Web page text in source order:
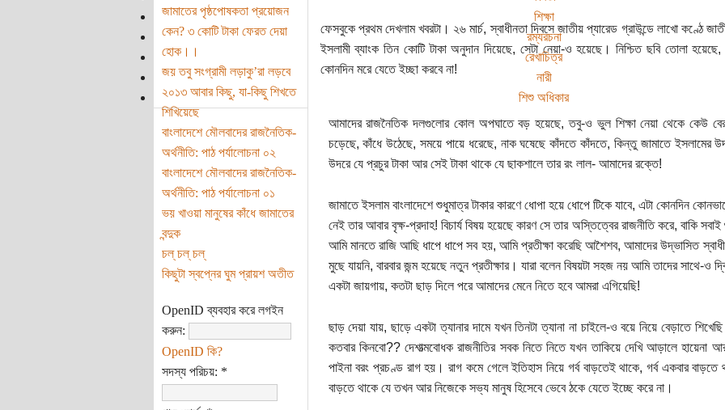
শিক্ষা
রম্যরচনা
রেখাচিত্র
নারী
শিশু অধিকার
জামাতের পৃষ্ঠপোষকতা প্রয়োজন
কেন? ৩ কোটি টাকা ফেরত দেয়া
হোক।।
জয় তবু সংগ্রামী লড়াকু’রা লড়বে
২০১৩ আবার কিছু, যা-কিছু শিখতে
শিখিয়েছে
বাংলাদেশে মৌলবাদের রাজনৈতিক-
অর্থনীতি: পাঠ পর্যালোচনা ০২
বাংলাদেশে মৌলবাদের রাজনৈতিক-
অর্থনীতি: পাঠ পর্যালোচনা ০১
ভয় খাওয়া মানুষের কাঁধে জামাতের
বন্দুক
চল্ চল্ চল্
কিছুটা স্বপ্নের ঘুম প্রায়শ অতীত
OpenID ব্যবহার করে লগইন
করুন:
OpenID কি?
সদস্য পরিচয়: *
ফেসবুকে প্রথম দেখলাম খবরটা। ২৬ মার্চ, স্বাধীনতা দিবসে জাতীয় প্যারেড গ্রাউন্ডে লাখো কণ্ঠে
ইসলামী ব্যাংক তিন কোটি টাকা অনুদান দিয়েছে, সেটা নেয়া-ও হয়েছে। নিশ্চিত ছবি তোলা
কোনদিন মরে যেতে ইচ্ছা করবে না!
আমাদের রাজনৈতিক দলগুলোর কোল অপঘাতে বড় হয়েছে, তবু-ও ভুল শিক্ষা নেয়া থেকে কেউ
চড়েছে, কাঁধে উঠেছে, সময়ে পায়ে ধরেছে, নাক ঘষেছে কাঁদতে কাঁদতে, কিন্তু জামাতে ইসলামের
উদরে যে প্রচুর টাকা আর সেই টাকা থাকে যে ছাকশালে তার রং লাল- আমাদের রক্তে!
জামাতে ইসলাম বাংলাদেশে শুধুমাত্র টাকার কারণে ধোপা হয়ে ধোপে টিকে যাবে, এটা কোনদিন
নেই তার আবার বৃক্ষ-প্রদাহ! বিচার্য বিষয় হয়েছে কারণ সে তার অস্তিত্বের রাজনীতি করে, বাকি
আমি মানতে রাজি আছি ধাপে ধাপে সব হয়, আমি প্রতীক্ষা করেছি আশৈশব, আমাদের উদ্ভাসিত
মুছে যায়নি, বারবার জন্ম হয়েছে নতুন প্রতীক্ষার। যারা বলেন বিষয়টা সহজ নয় আমি তাদের সাথে-ও
একটা জায়গায়, কতটা ছাড় দিলে পরে আমাদের মেনে নিতে হবে আমরা এগিয়েছি!
ছাড় দেয়া যায়, ছাড়ে একটা ত্যানার দামে যখন তিনটা ত্যানা না চাইলে-ও বয়ে নিয়ে বেড়াতে
কতবার কিনবো?? দেশাত্মবোধক রাজনীতির সবক নিতে নিতে যখন তাকিয়ে দেখি আড়ালে
পাইনা বরং প্রচণ্ড রাগ হয়। রাগ কমে গেলে ইতিহাস নিয়ে গর্ব বাড়তেই থাকে, গর্ব একবার
বাড়তে থাকে যে তখন আর নিজেকে সভ্য মানুষ হিসেবে ভেবে ঠকে যেতে ইচ্ছে করে না।